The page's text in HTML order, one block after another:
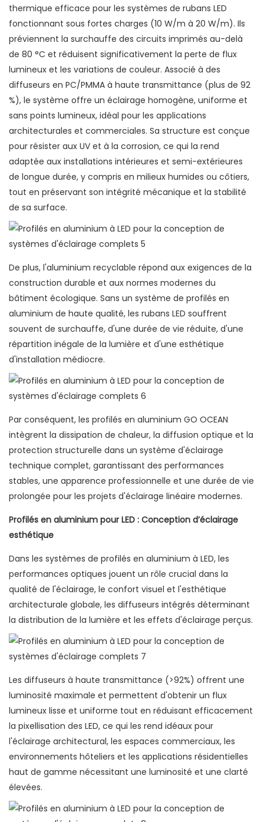
thermique efficace pour les systèmes de rubans LED
fonctionnant sous fortes charges (10 W/m à 20 W/m). Ils
préviennent la surchauffe des circuits imprimés au-delà
de 80 °C et réduisent significativement la perte de flux
lumineux et les variations de couleur. Associé à des
diffuseurs en PC/PMMA à haute transmittance (plus de 92
%), le système offre un éclairage homogène, uniforme et
sans points lumineux, idéal pour les applications
architecturales et commerciales. Sa structure est conçue
pour résister aux UV et à la corrosion, ce qui la rend
adaptée aux installations intérieures et semi-extérieures
de longue durée, y compris en milieux humides ou côtiers,
tout en préservant son intégrité mécanique et la stabilité
de sa surface.
De plus, l'aluminium recyclable répond aux exigences de la
construction durable et aux normes modernes du
bâtiment écologique. Sans un système de profilés en
aluminium de haute qualité, les rubans LED souffrent
souvent de surchauffe, d'une durée de vie réduite, d'une
répartition inégale de la lumière et d'une esthétique
d'installation médiocre.
Par conséquent, les profilés en aluminium GO OCEAN
intègrent la dissipation de chaleur, la diffusion optique et la
protection structurelle dans un système d'éclairage
technique complet, garantissant des performances
stables, une apparence professionnelle et une durée de vie
prolongée pour les projets d'éclairage linéaire modernes.
Profilés en aluminium pour LED : Conception d’éclairage
esthétique
Dans les systèmes de profilés en aluminium à LED, les
performances optiques jouent un rôle crucial dans la
qualité de l'éclairage, le confort visuel et l'esthétique
architecturale globale, les diffuseurs intégrés déterminant
la distribution de la lumière et les effets d'éclairage perçus.
Les diffuseurs à haute transmittance (>92%) offrent une
luminosité maximale et permettent d'obtenir un flux
lumineux lisse et uniforme tout en réduisant efficacement
la pixellisation des LED, ce qui les rend idéaux pour
l'éclairage architectural, les espaces commerciaux, les
environnements hôteliers et les applications résidentielles
haut de gamme nécessitant une luminosité et une clarté
élevées.